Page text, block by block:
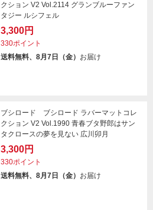
クション V2 Vol.2114 グランブルーファン
タジー ルシフェル
3,300円
330ポイント
送料無料、8月7日（金） お届け
ブシロード ブシロード ラバーマットコレ
クション V2 Vol.1990 青春ブタ野郎はサン
タクロースの夢を見ない 広川卯月
3,300円
330ポイント
送料無料、8月7日（金） お届け